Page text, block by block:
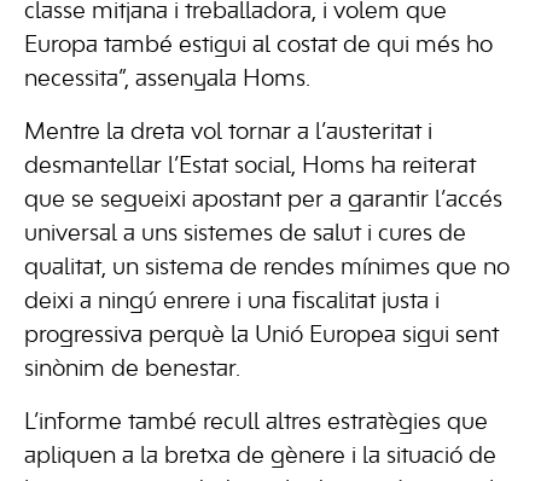
classe mitjana i treballadora, i volem que
Europa també estigui al costat de qui més ho
necessita”, assenyala Homs.
Mentre la dreta vol tornar a l’austeritat i
desmantellar l’Estat social, Homs ha reiterat
que se segueixi apostant per a garantir l’accés
universal a uns sistemes de salut i cures de
qualitat, un sistema de rendes mínimes que no
deixi a ningú enrere i una fiscalitat justa i
progressiva perquè la Unió Europea sigui sent
sinònim de benestar.
L’informe també recull altres estratègies que
apliquen a la bretxa de gènere i la situació de